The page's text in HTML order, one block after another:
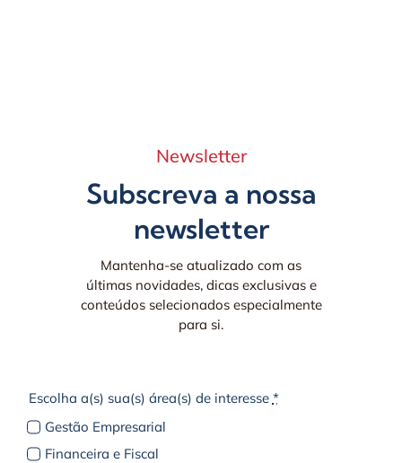
Newsletter
Subscreva a nossa
newsletter
Mantenha-se atualizado com as
últimas novidades, dicas exclusivas e
conteúdos selecionados especialmente
para si.
Escolha a(s) sua(s) área(s) de interesse *
Gestão Empresarial
Financeira e Fiscal